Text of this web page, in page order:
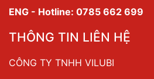
ENG - Hotline: 0785 662 699
THÔNG TIN LIÊN HỆ
CÔNG TY TNHH VILUBI